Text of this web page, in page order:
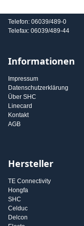
Telefon: 06039/489-0
Telefax: 06039/489-44
Informationen
Impressum
Datenschutzerklärung
Über SHC
Linecard
Kontakt
AGB
Hersteller
TE Connectivity
Hongfa
SHC
Celduc
Delcon